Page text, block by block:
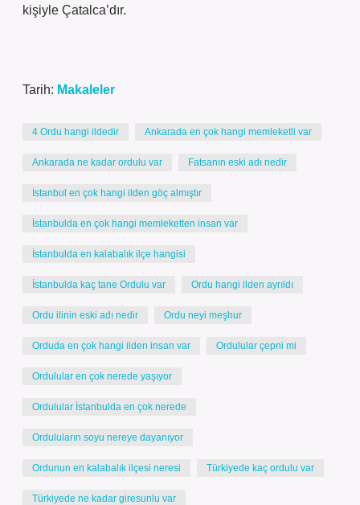
kişiyle Çatalca’dır.
Tarih: Makaleler
4 Ordu hangi ildedir Ankarada en çok hangi memleketli var
Ankarada ne kadar ordulu var Fatsanın eski adı nedir
İstanbul en çok hangi ilden göç almıştır
İstanbulda en çok hangi memleketten insan var
İstanbulda en kalabalık ilçe hangisi
İstanbulda kaç tane Ordulu var Ordu hangi ilden ayrıldı
Ordu ilinin eski adı nedir Ordu neyi meşhur
Orduda en çok hangi ilden insan var Ordulular çepni mi
Ordulular en çok nerede yaşıyor
Ordulular İstanbulda en çok nerede
Orduluların soyu nereye dayanıyor
Ordunun en kalabalık ilçesi neresi Türkiyede kaç ordulu var
Türkiyede ne kadar giresunlu var